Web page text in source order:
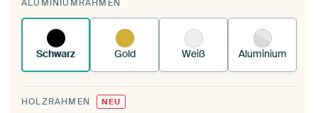
deinen vorhandenen ArtFrame™.
funktioniert es.
ALUMINIUMRAHMEN
Schwarz Gold Weiß Aluminium
HOLZRAHMEN NEU